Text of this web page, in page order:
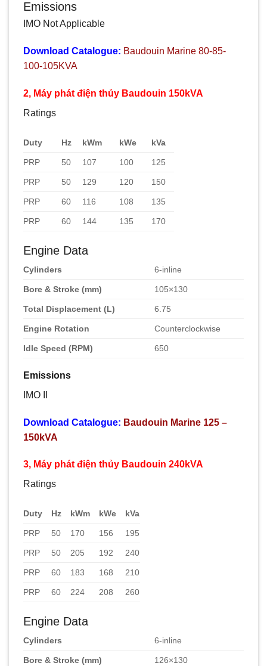
Emissions
IMO Not Applicable
Download Catalogue: Baudouin Marine 80-85-
100-105KVA
2, Máy phát điện thủy Baudouin 150kVA
Ratings
Duty Hz kWm kWe kVa
PRP 50 107 100 125
PRP 50 129 120 150
PRP 60 116 108 135
PRP 60 144 135 170
Engine Data
Cylinders 6-inline
Bore & Stroke (mm) 105×130
Total Displacement (L) 6.75
Engine Rotation Counterclockwise
Idle Speed (RPM) 650
Emissions
IMO II
Download Catalogue: Baudouin Marine 125 –
150kVA
3, Máy phát điện thủy Baudouin 240kVA
Ratings
Duty Hz kWm kWe kVa
PRP 50 170 156 195
PRP 50 205 192 240
PRP 60 183 168 210
PRP 60 224 208 260
Engine Data
Cylinders 6-inline
Bore & Stroke (mm) 126×130